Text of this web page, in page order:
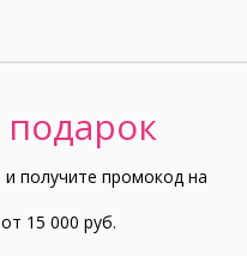
получите промокод на
15 000 руб.